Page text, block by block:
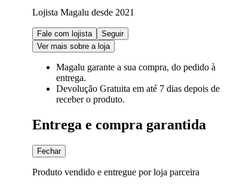
Lojista Magalu desde 2021
Fale com lojista
Seguir
Ver mais sobre a loja
Magalu garante a sua compra, do pedido à
entrega.
Devolução Gratuita em até 7 dias depois de
receber o produto.
Entrega e compra garantida
Fechar
Produto vendido e entregue por loja parceira